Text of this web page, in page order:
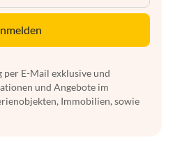
per E-Mail exklusive und
und Angebote im
Immobilien, sowie